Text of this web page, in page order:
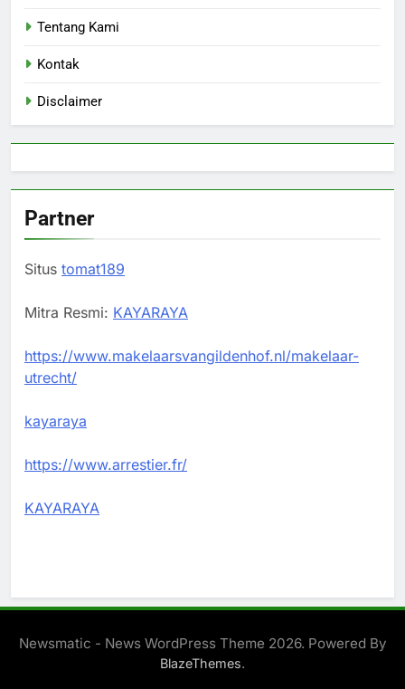
Tentang Kami
Kontak
Disclaimer
Partner
Situs tomat189
Mitra Resmi: KAYARAYA
https://www.makelaarsvangildenhof.nl/makelaar-
utrecht/
kayaraya
https://www.arrestier.fr/
KAYARAYA
Newsmatic - News WordPress Theme 2026. Powered By
BlazeThemes.